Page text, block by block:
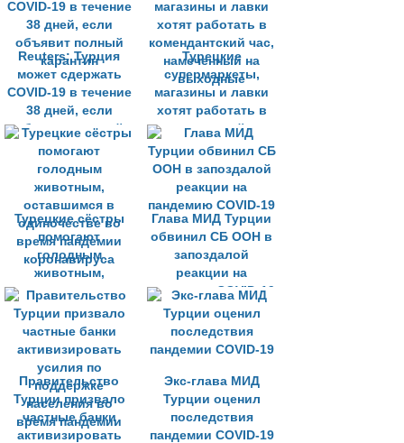
Reuters: Турция
может сдержать
COVID-19 в течение
38 дней, если
объявит полный
карантин
Турецкие
супермаркеты,
магазины и лавки
хотят работать в
комендантский час,
намеченный на
выходные
Турецкие сёстры
помогают
голодным
животным,
оставшимся в
одиночестве во
время пандемии
коронавируса
Глава МИД Турции
обвинил СБ ООН в
запоздалой
реакции на
пандемию COVID-19
Правительство
Турции призвало
частные банки
активизировать
Экс-глава МИД
Турции оценил
последствия
пандемии COVID-19